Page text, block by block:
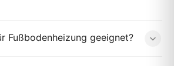
Fußbodenheizung geeignet?